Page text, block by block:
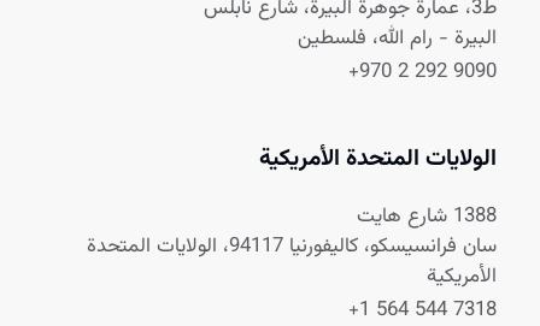
ط3، عمارة جوهرة البيرة، شارع نابلس
البيرة - رام الله، فلسطين
+970 2 292 9090
الولايات المتحدة الأمريكية
1388 شارع هايت
سان فرانسيسكو، كاليفورنيا 94117، الولايات المتحدة
الأمريكية
+1 564 544 7318